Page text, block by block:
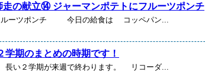
走の献立⑭ ジャーマンポテトにフルーツポンチ
ルーツポンチ 今日の給食は コッペパン...
学期のまとめの時期です！
い２学期が来週で終わります。 リコーダ...